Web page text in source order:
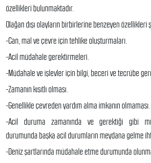
özellikleri bulunmaktadır.
Olağan dışı olayların birbirlerine benzeyen özellikleri
-Can, mal ve çevre için tehlike oluşturmaları.
-Acil müdahale gerektirmeleri.
-Müdahale ve işlevler için bilgi, beceri ve tecrübe
-Zamanın kısıtlı olması.
-Genellikle çevreden yardım alma imkanın olmaması.
-Acil duruma zamanında ve gerektiği gibi
durumunda başka acil durumların meydana gelme
-Deniz şartlarında müdahale etme durumunda